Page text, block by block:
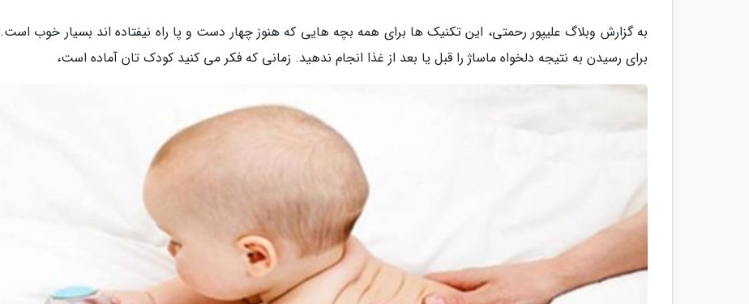
به گزارش وبلاگ علیپور رحمتی، این تکنیک ها برای همه بچه هایی که هنوز چهار دست و پا راه نیفتاده اند بسیار خوب است.
برای رسیدن به نتیجه دلخواه ماساژ را قبل یا بعد از غذا انجام ندهید. زمانی که فکر می کنید کودک تان آماده است،